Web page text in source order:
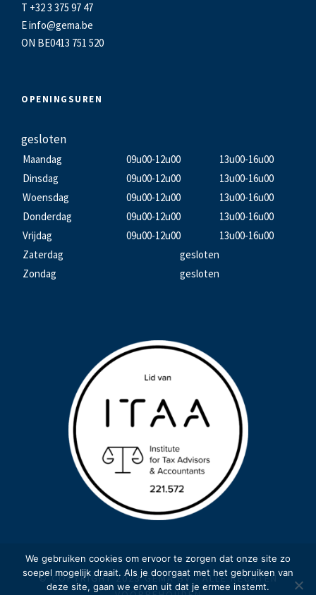
T +32 3 375 97 47
Einfo@gema.be
ON BE0413 751 520
OPENINGSUREN
gesloten
Maandag 09u00-12u00
13u00-16u00
Dinsdag
09u00-12u00
13u00-16u00
Woensdag
09u00-12u00
13u00-16u00
Donderdag
09u00-12u00
13u00-16u00
Vrijdag
09u00-12u00
13u00-16u00
Zaterdag
gesloten
Zondag
gesloten
© COPYRIGHT 2023 GEMA BV - ALLE RECHTEN
We gebruiken cookies om ervoor te zorgen dat onze site zo
soepel mogelijk draait. Als je doorgaat met het gebruiken van
deze site, gaan we ervan uit dat je ermee instemt.